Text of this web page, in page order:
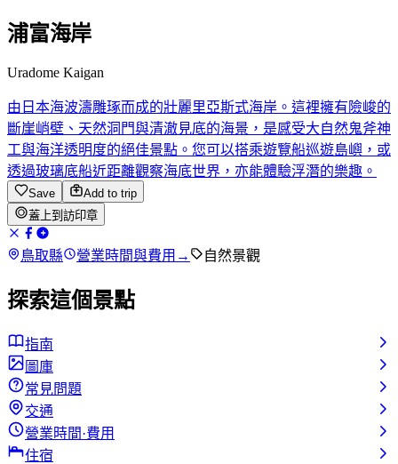
浦富海岸
Uradome Kaigan
由日本海波濤雕琢而成的壯麗里亞斯式海岸。這裡擁有險峻的
斷崖峭壁、天然洞門與清澈見底的海景，是感受大自然鬼斧神
工與海洋透明度的絕佳景點。您可以搭乘遊覽船巡遊島嶼，或
透過玻璃底船近距離觀察海底世界，亦能體驗浮潛的樂趣。
Save
Add to trip
蓋上到訪印章
鳥取縣 營業時間與費用 → 自然景觀
探索這個景點
指南
圖庫
常見問題
交通
營業時間·費用
住宿